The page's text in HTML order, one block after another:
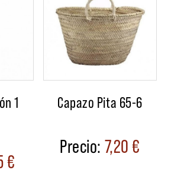
1
€
Capazo Pita 65-6
7,20€